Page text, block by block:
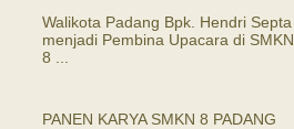
Walikota Padang Bpk. Hendri Septa
menjadi Pembina Upacara di SMKN
8 ...
PANEN KARYA SMKN 8 PADANG